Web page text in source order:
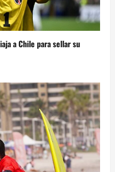
a Chile para sellar su